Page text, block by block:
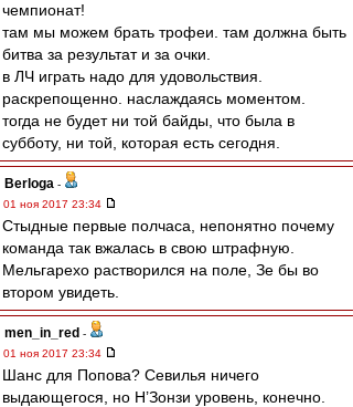
чемпионат!
там мы можем брать трофеи. там должна быть
битва за результат и за очки.
в ЛЧ играть надо для удовольствия.
раскрепощенно. наслаждаясь моментом.
тогда не будет ни той байды, что была в
субботу, ни той, которая есть сегодня.
Berloga -
01 ноя 2017 23:34
Стыдные первые полчаса, непонятно почему
команда так вжалась в свою штрафную.
Мельгарехо растворился на поле, Зе бы во
втором увидеть.
men_in_red -
01 ноя 2017 23:34
Шанс для Попова? Севилья ничего
выдающегося, но Н’Зонзи уровень, конечно.